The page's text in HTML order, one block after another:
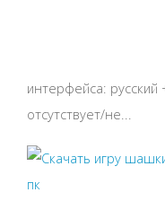
интерфейса: русский
отсутствует/не...